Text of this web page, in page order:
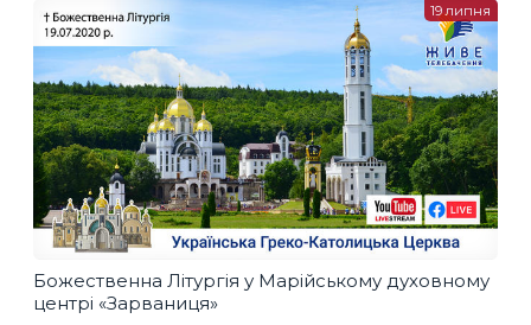
Божественна Літургія у Марійському духовному
центрі «Зарваниця»
19 липня